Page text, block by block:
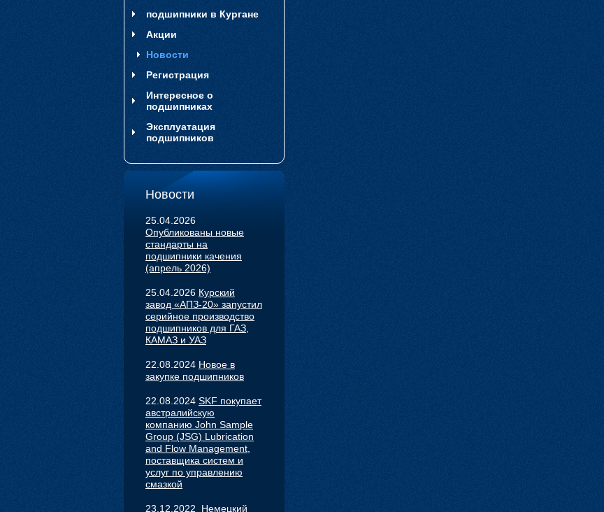
подшипники в Кургане
Акции
Новости
Регистрация
Интересное о
подшипниках
Эксплуатация
подшипников
Новости
25.04.2026
Опубликованы новые
стандарты на
подшипники качения
(апрель 2026)
25.04.2026 Курский
завод «АПЗ-20» запустил
серийное производство
подшипников для ГАЗ,
КАМАЗ и УАЗ
22.08.2024 Новое в
закупке подшипников
22.08.2024 SKF покупает
австралийскую
компанию John Sample
Group (JSG) Lubrication
and Flow Management,
поставщика систем и
услуг по управлению
смазкой
23.12.2022 Немецкий